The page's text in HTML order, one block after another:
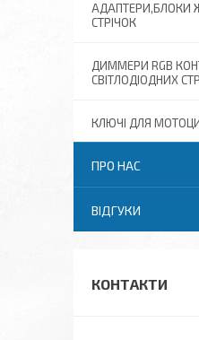
АДАПТЕРИ,БЛОКИ
СТРІЧОК
ДИММЕРИ RGB
СВІТЛОДІОДНИХ
КЛЮЧІ ДЛЯ
ПРО НАС
ВІДГУКИ
КОНТАКТИ